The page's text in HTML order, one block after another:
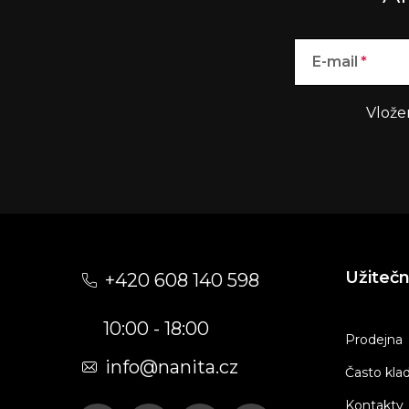
E-mail
+420 608 140 598
10:00 - 18:00
info@nanita.cz
Prodejna
Často